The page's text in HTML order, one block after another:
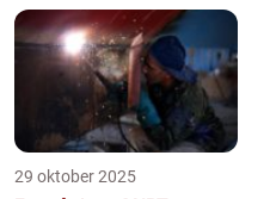
29 oktober 2025